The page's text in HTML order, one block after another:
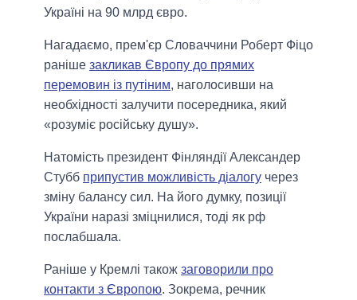
Україні на 90 млрд євро.
Нагадаємо, прем'єр Словаччини Роберт Фіцо
раніше закликав Європу до прямих
перемовин із путіним, наголосивши на
необхідності залучити посередника, який
«розуміє російську душу».
Натомість президент Фінляндії Александер
Стубб припустив можливість діалогу через
зміну балансу сил. На його думку, позиції
України наразі зміцнилися, тоді як рф
послабшала.
Раніше у Кремлі також заговорили про
контакти з Європою. Зокрема, речник